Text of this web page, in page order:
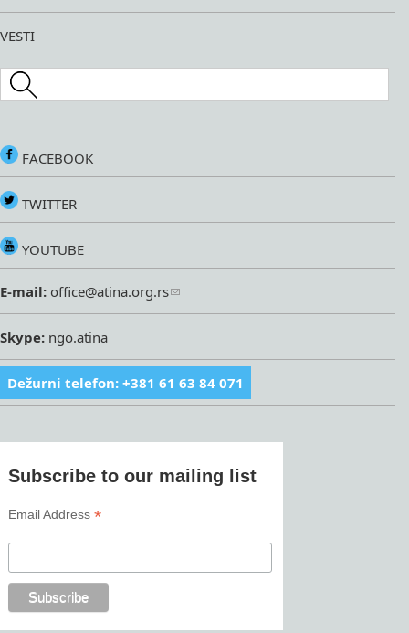
VESTI
Search this site
FACEBOOK
TWITTER
YOUTUBE
E-mail: office@atina.org.rs
Skype: ngo.atina
Dežurni telefon: +381 61 63 84 071
Subscribe to our mailing list
Email Address*